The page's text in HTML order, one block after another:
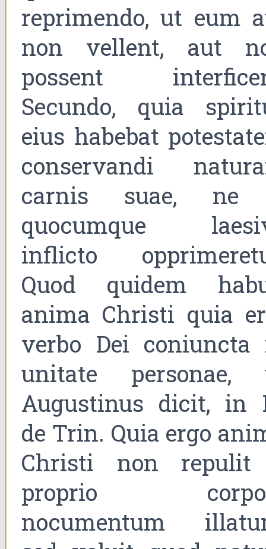
reprimendo, ut eum
non vellent, aut
possent
Secundo, quia
eius habebat
conservandi
carnis suae, ne
quocumque
inflicto
Quod quidem
anima Christi quia
verbo Dei coniuncta
unitate personae,
Augustinus dicit, in
de Trin. Quia ergo
Christi non
proprio
nocumentum